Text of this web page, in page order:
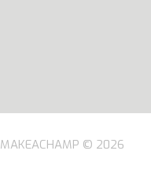
MAKEACHAMP © 2026